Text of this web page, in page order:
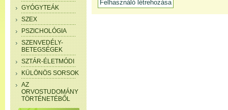
GYÓGYTEÁK
SZEX
PSZICHOLÓGIA
SZENVEDÉLY-
BETEGSÉGEK
SZTÁR-ÉLETMÓDI
KÜLÖNÖS SORSOK
AZ
ORVOSTUDOMÁNY
TÖRTÉNETÉBŐL